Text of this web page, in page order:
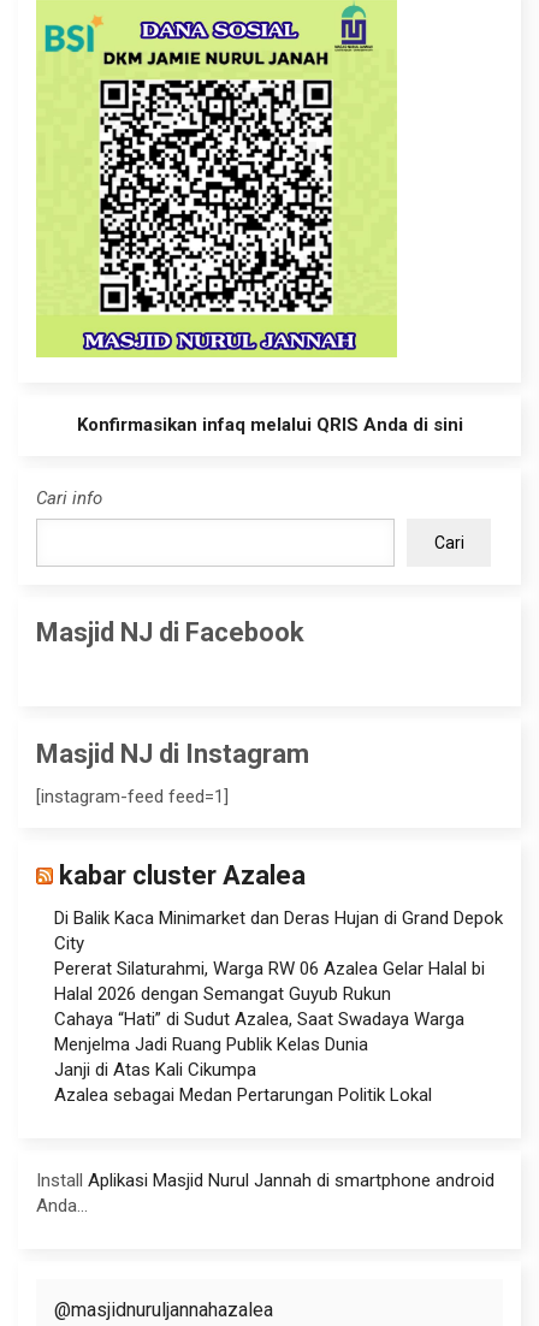
Konfirmasikan infaq melalui QRIS Anda di sini
Cari info
Cari
Masjid NJ di Facebook
Masjid NJ di Instagram
[instagram-feed feed=1]
kabar cluster Azalea
Di Balik Kaca Minimarket dan Deras Hujan di Grand Depok
City
Pererat Silaturahmi, Warga RW 06 Azalea Gelar Halal bi
Halal 2026 dengan Semangat Guyub Rukun
Cahaya “Hati” di Sudut Azalea, Saat Swadaya Warga
Menjelma Jadi Ruang Publik Kelas Dunia
Janji di Atas Kali Cikumpa
Azalea sebagai Medan Pertarungan Politik Lokal
Install Aplikasi Masjid Nurul Jannah di smartphone android
Anda...
@masjidnuruljannahazalea